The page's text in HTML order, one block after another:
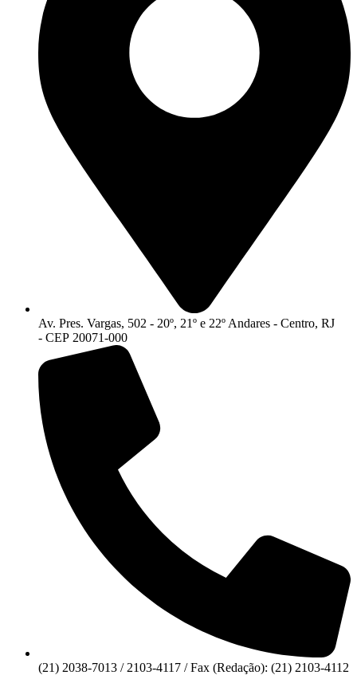
Av. Pres. Vargas, 502 - 20º, 21º e 22º Andares - Centro, RJ
- CEP 20071-000
(21) 2038-7013 / 2103-4117 / Fax (Redação): (21) 2103-4112